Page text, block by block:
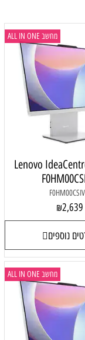
מחשב ALL IN ONE
Lenovo
F0HM00CSIV
₪2,639
נוספים
מחשב ALL IN ONE